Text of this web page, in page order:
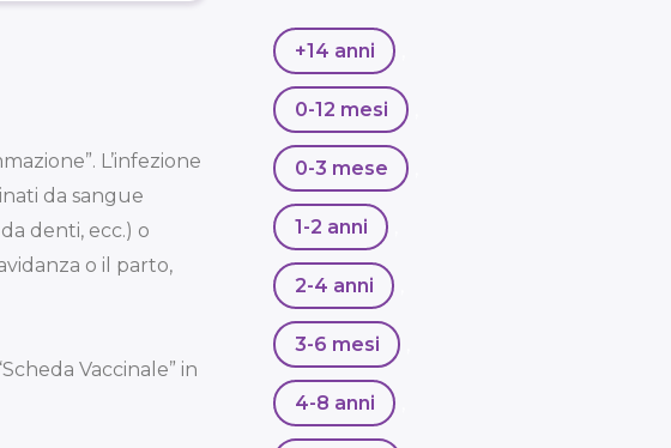
L’infezione
da sangue
denti, ecc.) o
o il parto,
Vaccinale” in
+14 anni
0-12 mesi
0-3 mese
1-2 anni
2-4 anni
3-6 mesi
4-8 anni